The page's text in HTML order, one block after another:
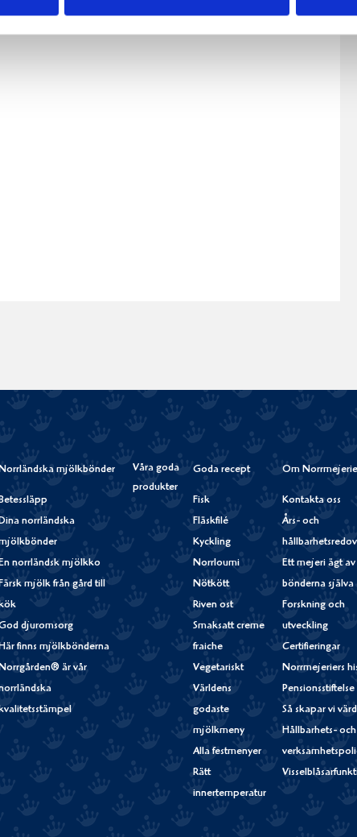
Norrländska mjölkbönder
Betessläpp
Dina norrländska
norrländsk mjölkko
Färsk mjölk från gård till
kök
djuromsorg
finns mjölkbönderna
Norrgården® är vår
kvalitetsstämpel
Våra goda
produkter
Goda recept
Fisk
Fläskfilé
Kyckling
Norrloumi
Nötkött
Riven ost
Smaksatt creme
fraiche
Vegetariskt
Världens
godaste
mjölkmeny
Alla festmenyer
Rätt
innertemperatur
Om
Kontakta oss
Års- och
Ett mejeri ägt av
bönderna själva
Forskning och
utveckling
Certifieringar
Norrmejeriers
Pensionsstiftelse
Så skapar vi
Hållbarhets- och